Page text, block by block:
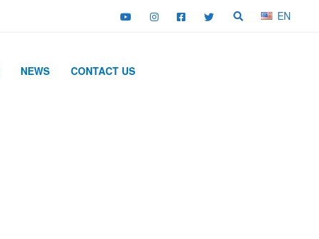
EN
NEWS CONTACT US